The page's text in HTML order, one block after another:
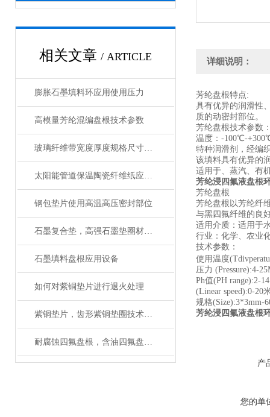
相关文章 / ARTICLE
膨胀石墨填料环应用使用压力
高模量芳纶混编盘根技术参数
玻璃纤维带宽度厚度规格尺寸齐全
太阳能管道保温陶瓷纤维纸应用及性能
钢包垫片使用高温高压密封部位
石墨复合垫，高强石墨垫圈材质与性能
石墨填料盘根应用设备
如何对紫铜垫片进行退火处理
紫铜垫片，齿形紫铜垫圈技术参数
耐腐蚀四氟盘根，含油四氟盘根性能与用途
详细说明：
芳纶盘根特点:
具有优异的润滑性
质的动密封部位。
芳纶盘根技术参数
温度：-100℃-
特种润滑剂，经编
该填料具有优异的
适用于、蒸汽、有
芳纶浸四氟液盘根
芳纶盘根
芳纶盘根以芳纶纤
与黑四氟纤维的良
适用介质：适用于
行业：化学、农业
技术参数：
使用温度
压力 (Pressure):4-
Ph值(PH range):2-
(Linear speed):0-20
规格(Size):3*3mm-
芳纶浸四氟液盘根
产
您的单